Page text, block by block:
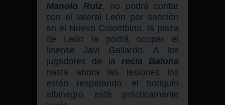
Manolo Ruiz, no podrá contar
con el lateral León por sanción
en el Nuevo Colombino, la plaza
de León la podrá ocupar el
linense Javi Gallardo. A los
jugadores de la recia
Balona
hasta ahora las lesiones los
están respetando, el botiquín
albinegro está prácticamente